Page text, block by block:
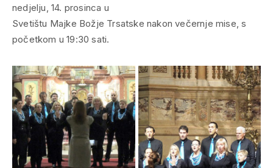
nedjelju, 14. prosinca u
Svetištu Majke Božje Trsatske nakon večernje mise, s
početkom u 19:30 sati.